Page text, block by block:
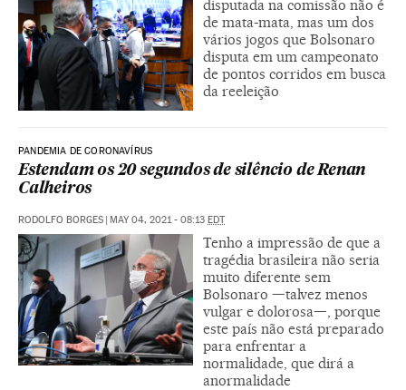
disputada na comissão não é
de mata-mata, mas um dos
vários jogos que Bolsonaro
disputa em um campeonato
de pontos corridos em busca
da reeleição
PANDEMIA DE CORONAVÍRUS
Estendam os 20 segundos de silêncio de Renan
Calheiros
RODOLFO BORGES | MAY 04, 2021 - 08:13 EDT
Tenho a impressão de que a
tragédia brasileira não seria
muito diferente sem
Bolsonaro —talvez menos
vulgar e dolorosa—, porque
este país não está preparado
para enfrentar a
normalidade, que dirá a
anormalidade